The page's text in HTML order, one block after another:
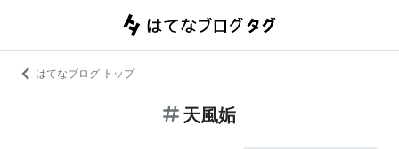
はてなブログ トップ
天風姤